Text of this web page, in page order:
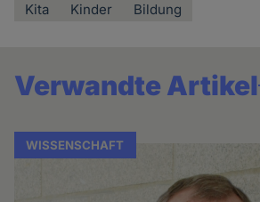
Kita Kinder Bildung
Verwandte Artikel
WISSENSCHAFT